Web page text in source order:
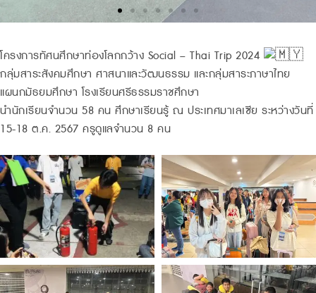
โครงการทัศนศึกษาท่องโลกกว้าง Social – Thai Trip 2024
กลุ่มสาระสังคมศึกษา ศาสนาและวัฒนธรรม และกลุ่มสาระภาษาไทย
แผนกมัธยมศึกษา โรงเรียนศรีธรรมราชศึกษา
นำนักเรียนจำนวน 58 คน ศึกษาเรียนรู้ ณ ประเทศมาเลเซีย ระหว่างวันที่
15-18 ต.ค. 2567 ครูดูแลจำนวน 8 คน